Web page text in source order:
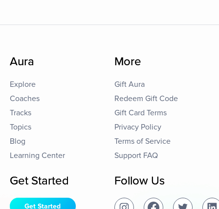
Aura
Explore
Coaches
Tracks
Topics
Blog
Learning Center
More
Gift Aura
Redeem Gift Code
Gift Card Terms
Privacy Policy
Terms of Service
Support FAQ
Get Started
Get Started
Follow Us